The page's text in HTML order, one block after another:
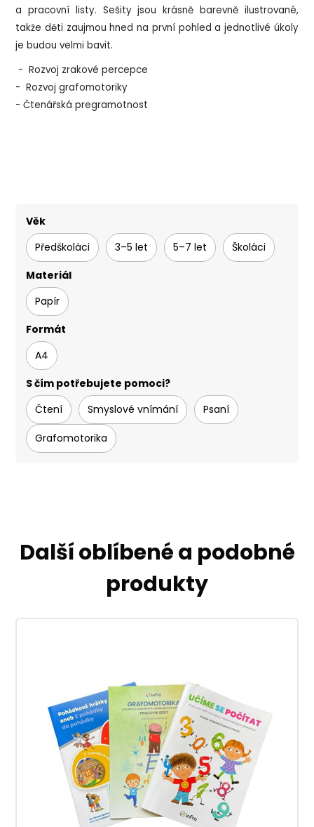
a pracovní listy. Sešity jsou krásně barevně ilustrované,
takže děti zaujmou hned na první pohled a jednotlivé úkoly
je budou velmi bavit.
Rozvoj zrakové percepce
- Rozvoj grafomotoriky
- Čtenářská pregramotnost
Věk
Předškoláci
3–5 let 5–7 let
Školáci
Materiál
Papír
Formát
A4
S čím potřebujete pomoci?
Čtení
Smyslové vnímání Psaní
Grafomotorika
Další oblíbené a podobné
produkty